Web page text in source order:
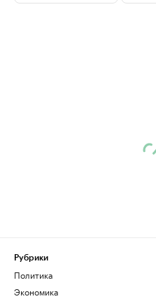
Рубрики
Политика
Экономика